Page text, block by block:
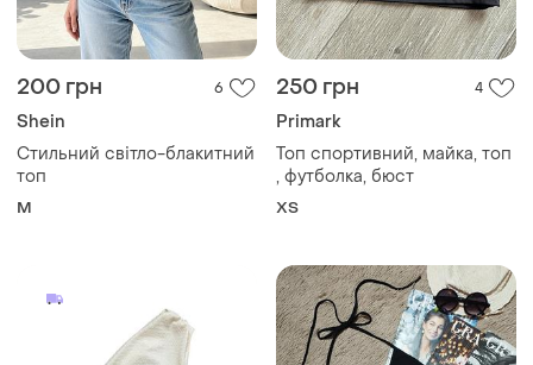
200 грн 6
Shein
Стильний світло-блакитний
топ
M
250 грн 4
Primark
Топ спортивний, майка, топ
, футболка, бюст
ХS